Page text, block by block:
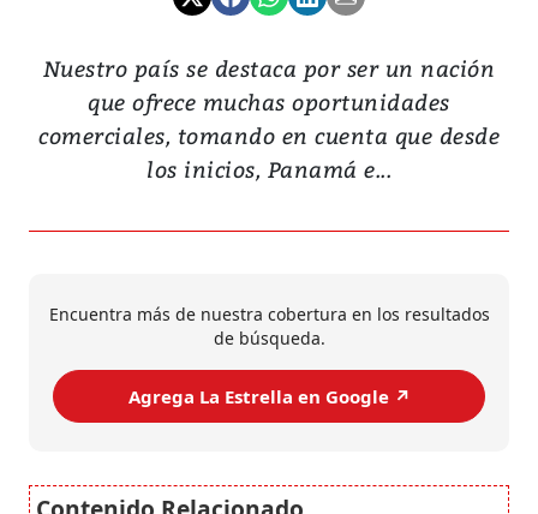
Nuestro país se destaca por ser un nación
que ofrece muchas oportunidades
comerciales, tomando en cuenta que desde
los inicios, Panamá e...
Encuentra más de nuestra cobertura en los resultados
de búsqueda.
Agrega La Estrella en Google ↗️